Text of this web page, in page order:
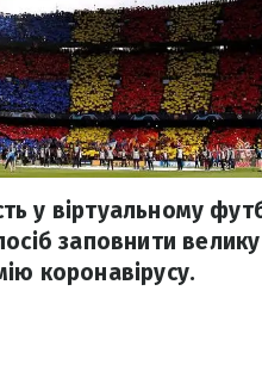
у віртуальному
заповнити
коронавірусу.